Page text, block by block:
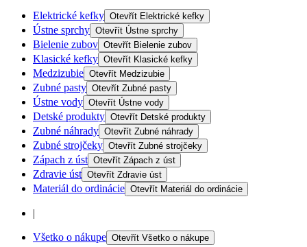
Elektrické kefky Otevřít Elektrické kefky
Ústne sprchy Otevřít Ústne sprchy
Bielenie zubov Otevřít Bielenie zubov
Klasické kefky Otevřít Klasické kefky
Medzizubie Otevřít Medzizubie
Zubné pasty Otevřít Zubné pasty
Ústne vody Otevřít Ústne vody
Detské produkty Otevřít Detské produkty
Zubné náhrady Otevřít Zubné náhrady
Zubné strojčeky Otevřít Zubné strojčeky
Zápach z úst Otevřít Zápach z úst
Zdravie úst Otevřít Zdravie úst
Materiál do ordinácie Otevřít Materiál do ordinácie
|
Všetko o nákupe Otevřít Všetko o nákupe